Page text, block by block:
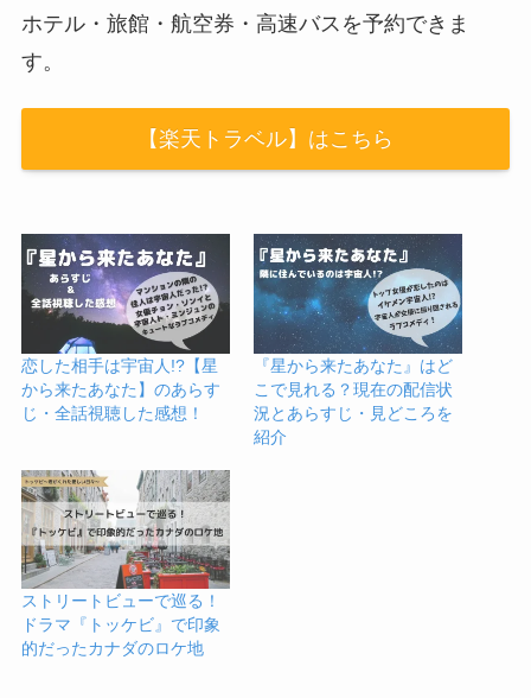
ホテル・旅館・航空券・高速バスを予約できま
す。
【楽天トラベル】はこちら
恋した相手は宇宙人!?【星
から来たあなた】のあらす
じ・全話視聴した感想！
『星から来たあなた』はど
こで見れる？現在の配信状
況とあらすじ・見どころを
紹介
ストリートビューで巡る！
ドラマ『トッケビ』で印象
的だったカナダのロケ地